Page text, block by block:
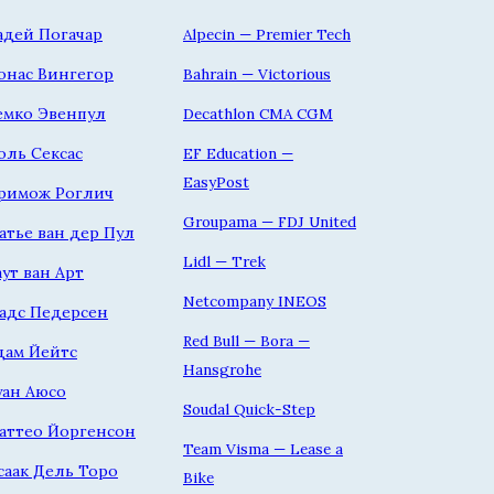
Погачар
Вингегор
Эвенпул
Сексас
Роглич
ван дер Пул
ван Арт
Педерсен
Йейтс
Аюсо
Йоргенсон
Дель Торо
Alpecin — Premier Tech
Bahrain — Victorious
Decathlon CMA CGM
EF Education —
EasyPost
Groupama — FDJ United
Lidl — Trek
Netcompany INEOS
Red Bull — Bora —
Hansgrohe
Soudal Quick-Step
Team Visma — Lease a
Bike